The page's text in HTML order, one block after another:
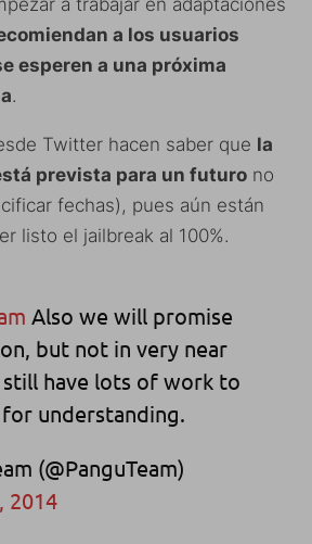
a trabajar en adaptaciones
a los usuarios
esperen a una próxima
.
Twitter hacen saber que la
prevista para un futuro no
fechas), pues aún están
listo el jailbreak al 100%.
Also we will promise
but not in very near
have lots of work to
for understanding.
(@PanguTeam)
2014